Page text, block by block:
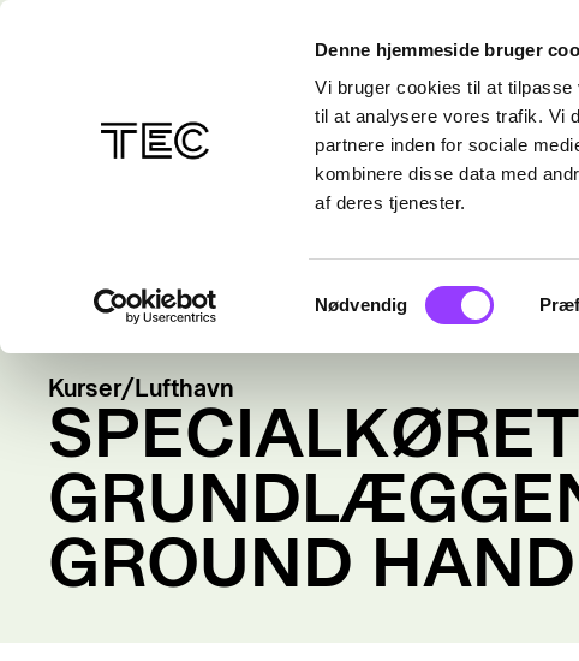
Denne hjemmeside bruger
Vi bruger cookies til at
til at analysere vores trafik. Vi
partnere inden for sociale
kombinere disse data med
af deres tjenester.
Samtykkevalg
Nødvendig
Kurser/Lufthavn
GROUND